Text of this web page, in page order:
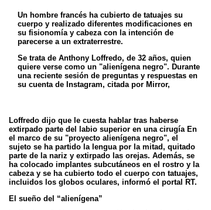
Un hombre francés ha cubierto de tatuajes su
cuerpo y realizado diferentes modificaciones en
su fisionomía y cabeza con la intención de
parecerse a un extraterrestre.
Se trata de Anthony Loffredo, de 32 años, quien
quiere verse como un "alienígena negro". Durante
una reciente sesión de preguntas y respuestas en
su cuenta de Instagram, citada por Mirror,
Loffredo dijo que le cuesta hablar tras haberse
extirpado parte del labio superior en una cirugía En
el marco de su "proyecto alienígena negro", el
sujeto se ha partido la lengua por la mitad, quitado
parte de la nariz y extirpado las orejas. Además, se
ha colocado implantes subcutáneos en el rostro y la
cabeza y se ha cubierto todo el cuerpo con tatuajes,
incluidos los globos oculares, informó el portal RT.
El sueño del “alienígena”